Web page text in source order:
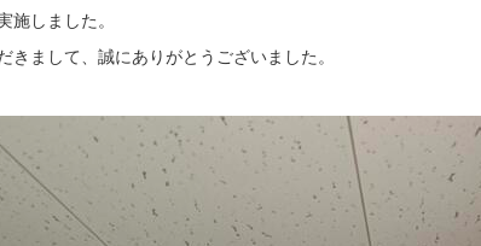
施しました。
きまして、誠にありがとうございました。